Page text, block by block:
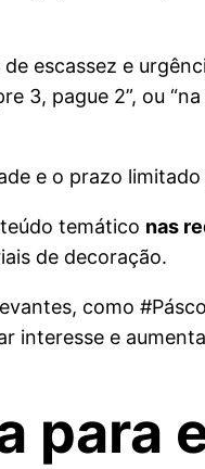
escassez e
3, pague 2”, ou
e o prazo
temático nas
de decoração.
como
interesse e
para